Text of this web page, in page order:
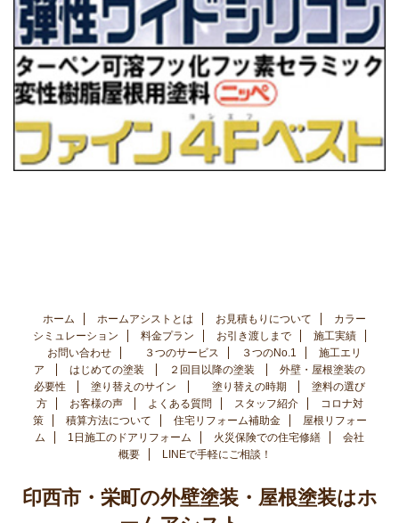
ホーム ホームアシストとは お見積もりについて
カラー
シミュレーション
料金プラン お引き渡しまで
施工実績
お問い合わせ
３つのサービス ３つのNo.1
施工エリ
ア
はじめての塗装 ２回目以降の塗装
外壁・屋根塗装の
必要性
塗り替えのサイン 塗り替えの時期
塗料の選び
方
お客様の声 よくある質問 スタッフ紹介
コロナ対
策
積算方法について 住宅リフォーム補助金
屋根リフォー
ム
1日施工のドアリフォーム 火災保険での住宅修繕
会社
概要
LINEで手軽にご相談！
印西市・栄町の外壁塗装・屋根塗装はホ